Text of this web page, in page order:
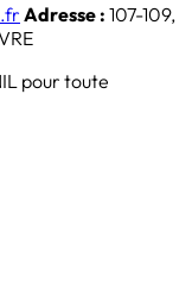
Adresse : 107-109,
pour toute